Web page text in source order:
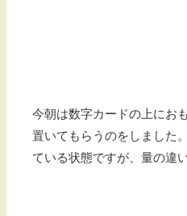
今朝は数字カードの上にお
置いてもらうのをしました
ている状態ですが、量の違